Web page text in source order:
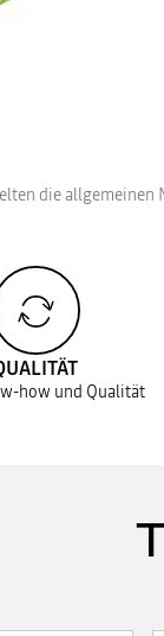
die
how und Qualität